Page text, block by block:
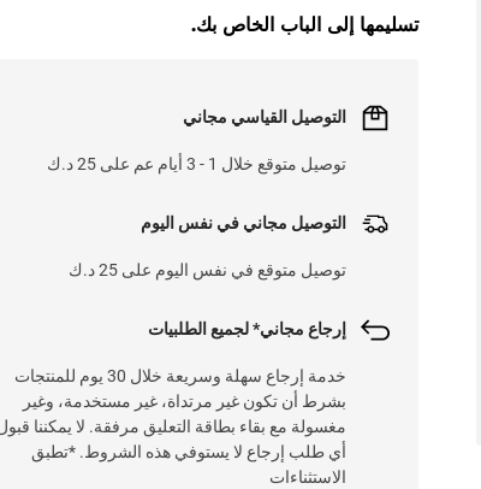
تسليمها إلى الباب الخاص بك.
التوصيل القياسي مجاني
توصيل متوقع خلال 1 - 3 أيام عم على 25 د.ك
التوصيل مجاني في نفس اليوم
توصيل متوقع في نفس اليوم على 25 د.ك
إرجاع مجاني* لجميع الطلبيات
خدمة إرجاع سهلة وسريعة خلال 30 يوم للمنتجات
بشرط أن تكون غير مرتداة، غير مستخدمة، وغير
مغسولة مع بقاء بطاقة التعليق مرفقة. لا يمكننا
أي طلب إرجاع لا يستوفي هذه الشروط. *تطبق
الاستثناءات